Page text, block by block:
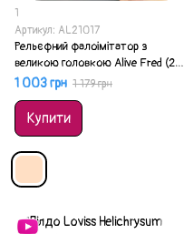
1
Артикул: AL21017
Рельєфний фалоімітатор з
великою головкою Alive Fred (20
см)
1 003 грн 1 179 грн
Купити